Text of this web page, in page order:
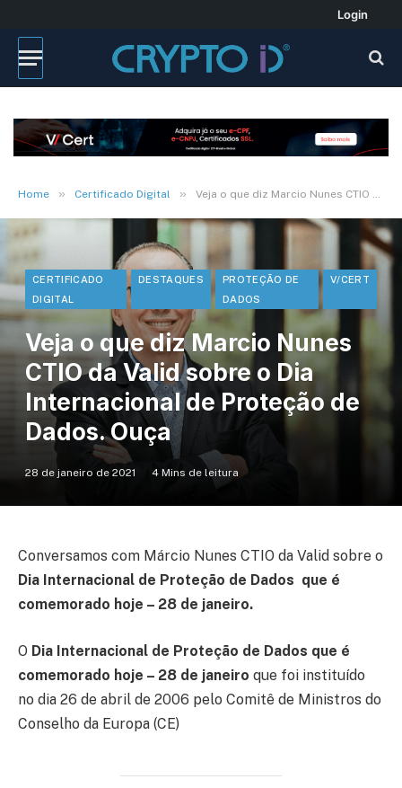
Login
Home » Certificado Digital » Veja o que diz Marcio Nunes CTIO da Valid sobre o Dia Internacional de Proteção de Dados. Ouça
CERTIFICADO
DIGITAL
DESTAQUES
PROTEÇÃO DE
DADOS
V/CERT
Veja o que diz Marcio Nunes
CTIO da Valid sobre o Dia
Internacional de Proteção de
Dados. Ouça
28 de janeiro de 2021 4 Mins de leitura
Conversamos com Márcio Nunes CTIO da Valid sobre o
Dia Internacional de Proteção de Dados que é
comemorado hoje – 28 de janeiro.
O Dia Internacional de Proteção de Dados que é
comemorado hoje – 28 de janeiro que foi instituído
no dia 26 de abril de 2006 pelo Comitê de Ministros do
Conselho da Europa (CE)